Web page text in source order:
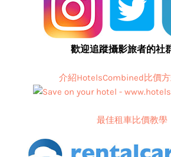
歡迎追蹤攝影旅者的社
介紹HotelsCombined比價
最佳租車比價教學